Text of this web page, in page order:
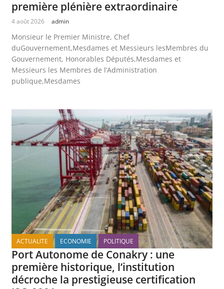
première plénière extraordinaire
4 août 2026 admin
Monsieur le Premier Ministre, Chef
duGouvernement,Mesdames et Messieurs lesMembres du
Gouvernement, Honorables Députés,Mesdames et
Messieurs les Membres de l’Administration
publique,Mesdames
ACTUALITE ECONOMIE POLITIQUE
Port Autonome de Conakry : une
première historique, l’institution
décroche la prestigieuse certification